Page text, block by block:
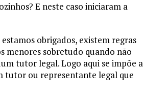
E neste caso iniciaram a
obrigados, existem regras
menores sobretudo quando não
tutor legal. Logo aqui se impõe a
tutor ou representante legal que